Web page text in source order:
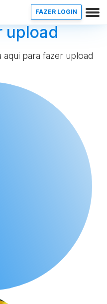
FAZER LOGIN
upload
para fazer upload